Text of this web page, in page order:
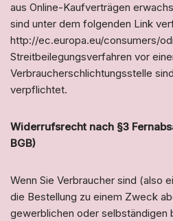
aus Online-Kaufverträgen
sind unter dem folgenden Link
http://ec.europa.eu/consumers/
Streitbeilegungsverfahren vor
Verbraucherschlichtungsstelle
verpflichtet.
Widerrufsrecht nach §3
BGB)
Wenn Sie Verbraucher sind (also
die Bestellung zu einem Zweck
gewerblichen oder selbständigen